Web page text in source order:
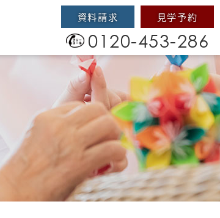
資料請求 見学予約
0120-453-286